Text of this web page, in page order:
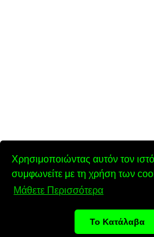
Χρησιμοποιώντας αυτόν τον
συμφωνείτε με τη χρήση των
Μάθετε Περισσότερα
Το Κατάλαβα